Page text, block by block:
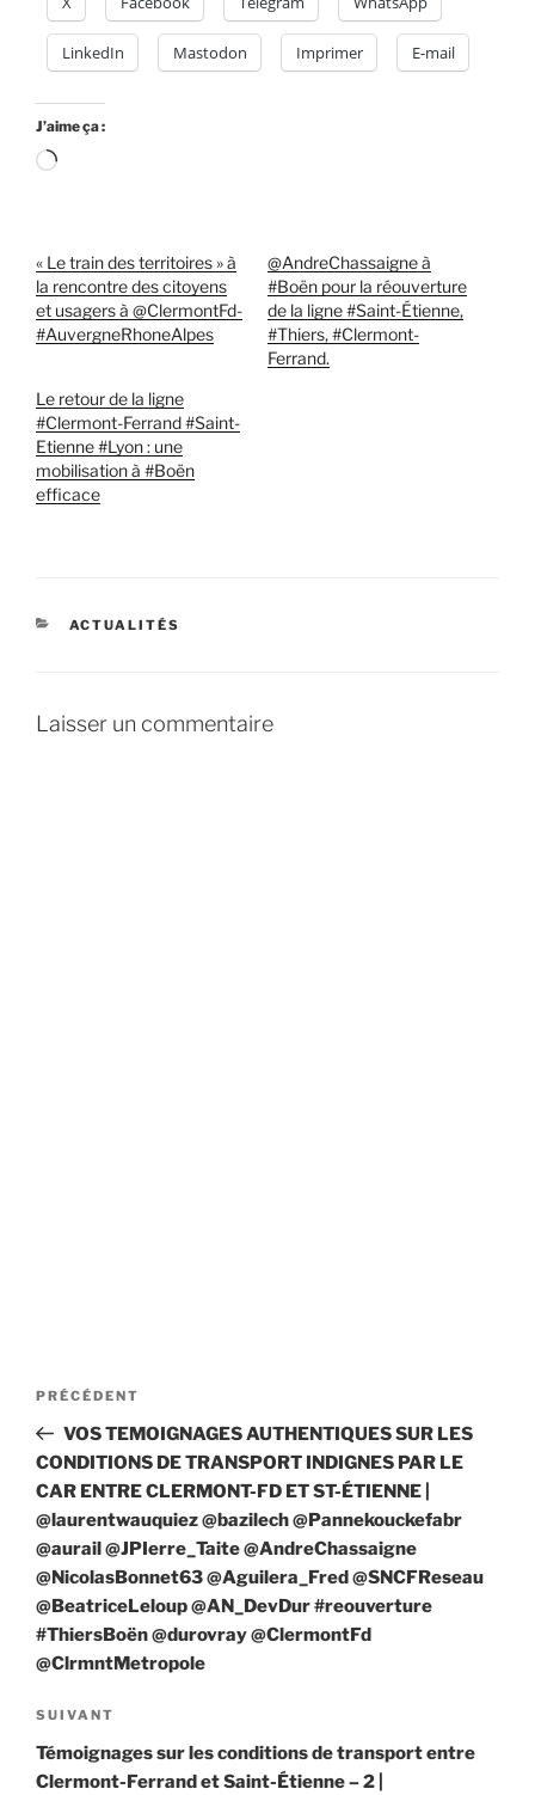
LinkedIn Mastodon Imprimer E-mail
J’aime ça :
Chargement…
« Le train des territoires » à
la rencontre des citoyens
et usagers à @ClermontFd-
#AuvergneRhoneAlpes
@AndreChassaigne à
#Boën pour la réouverture
de la ligne #Saint-Étienne,
#Thiers, #Clermont-
Ferrand.
Le retour de la ligne
#Clermont-Ferrand #Saint-
Etienne #Lyon : une
mobilisation à #Boën
efficace
CATÉGORIES
ACTUALITÉS
Laisser un commentaire
Navigation
l’article
Article
précédent
PRÉCÉDENT
VOS TEMOIGNAGES AUTHENTIQUES SUR LES
CONDITIONS DE TRANSPORT INDIGNES PAR LE
CAR ENTRE CLERMONT-FD ET ST-ÉTIENNE |
@laurentwauquiez @bazilech @Pannekouckefabr
@aurail @JPIerre_Taite @AndreChassaigne
@NicolasBonnet63 @Aguilera_Fred @SNCFReseau
@BeatriceLeloup @AN_DevDur #reouverture
#ThiersBoën @durovray @ClermontFd
@ClrmntMetropole
Article
suivant
SUIVANT
Témoignages sur les conditions de transport entre
Clermont-Ferrand et Saint-Étienne – 2 |